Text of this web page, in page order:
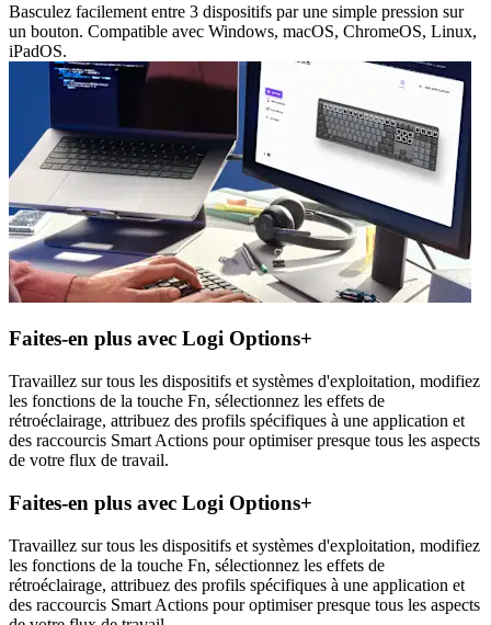
Basculez facilement entre 3 dispositifs par une simple pression sur
un bouton. Compatible avec Windows, macOS, ChromeOS, Linux,
iPadOS.
Faites-en plus avec Logi Options+
Travaillez sur tous les dispositifs et systèmes d'exploitation, modifiez
les fonctions de la touche Fn, sélectionnez les effets de
rétroéclairage, attribuez des profils spécifiques à une application et
des raccourcis Smart Actions pour optimiser presque tous les aspects
de votre flux de travail.
Faites-en plus avec Logi Options+
Travaillez sur tous les dispositifs et systèmes d'exploitation, modifiez
les fonctions de la touche Fn, sélectionnez les effets de
rétroéclairage, attribuez des profils spécifiques à une application et
des raccourcis Smart Actions pour optimiser presque tous les aspects